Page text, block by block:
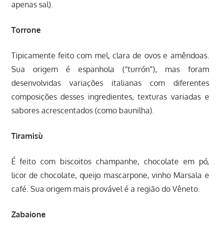
apenas sal).
Torrone
Tipicamente feito com mel, clara de ovos e amêndoas.
Sua origem é espanhola (“turrón”), mas foram
desenvolvidas variações italianas com diferentes
composições desses ingredientes, texturas variadas e
sabores acrescentados (como baunilha).
Tiramisù
É feito com biscoitos champanhe, chocolate em pó,
licor de chocolate, queijo mascarpone, vinho Marsala e
café. Sua origem mais provável é a região do Vêneto.
Zabaione